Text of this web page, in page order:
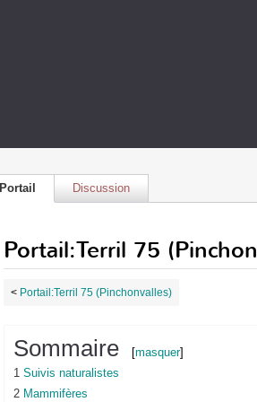
Portail Discussion
Portail:Terril 75
< Portail:Terril 75 (Pinchonvalles)
Sommaire [masquer]
1 Suivis naturalistes
2 Mammifères